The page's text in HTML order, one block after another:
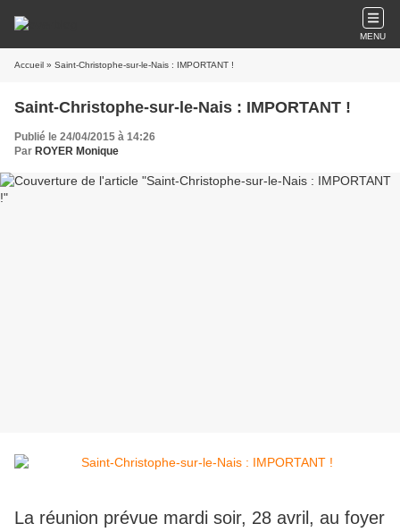
MENU
Accueil » Saint-Christophe-sur-le-Nais : IMPORTANT !
Saint-Christophe-sur-le-Nais : IMPORTANT !
Publié le 24/04/2015 à 14:26
Par ROYER Monique
La réunion prévue mardi soir, 28 avril, au foyer